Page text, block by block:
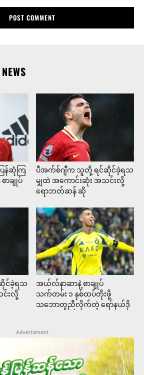
ြန်ဆုံကြ
စာချုပ်
ပီအက်စ်ဂျီက သူတို့ ရင်ဆိုင်ခဲ့ရသ
မျှထဲ အကောင်းဆုံး အသင်းလို့
ရောဘတ်ဆန် ဆို
င်ခဲ့ရသ
င်းလို့
အယ်လ်နာဆာနဲ့ စာချုပ်
သက်တမ်း ၁ နှစ်ထပ်တိုးဖို့
သဘောတူညီလိုက်တဲ့ ရော်နယ်ဒို
Advertisment